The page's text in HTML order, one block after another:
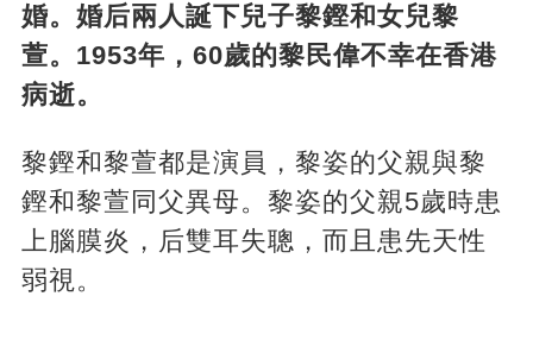
婚。婚后兩人誕下兒子黎鏗和女兒黎
萱。1953年，60歲的黎民偉不幸在香港
病逝。
黎鏗和黎萱都是演員，黎姿的父親與黎
鏗和黎萱同父異母。黎姿的父親5歲時患
上腦膜炎，后雙耳失聰，而且患先天性
弱視。